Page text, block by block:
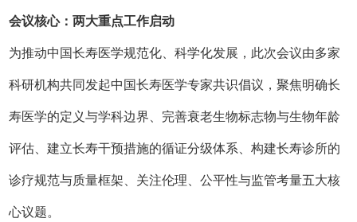
会议核心：两大重点工作启动
为推动中国长寿医学规范化、科学化发展，此次会议由多家
科研机构共同发起中国长寿医学专家共识倡议，聚焦明确长
寿医学的定义与学科边界、完善衰老生物标志物与生物年龄
评估、建立长寿干预措施的循证分级体系、构建长寿诊所的
诊疗规范与质量框架、关注伦理、公平性与监管考量五大核
心议题。